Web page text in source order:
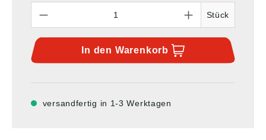
Stück
In den Warenkorb
versandfertig in 1-3 Werktagen